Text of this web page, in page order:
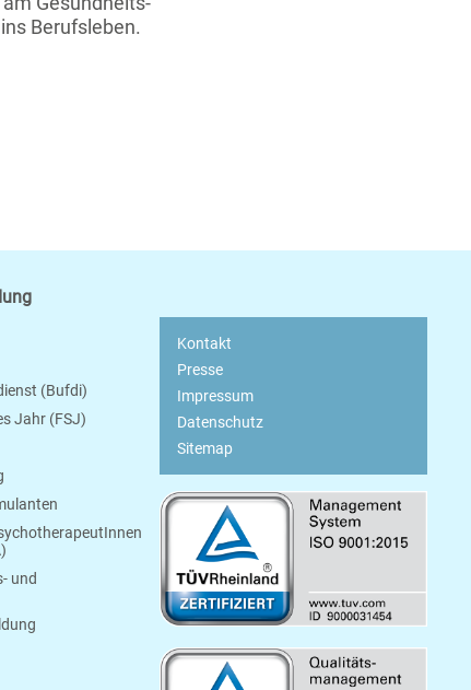
Berufsleben.
(Bufdi)
Jahr (FSJ)
und
Kontakt
Presse
Impressum
Datenschutz
Sitemap